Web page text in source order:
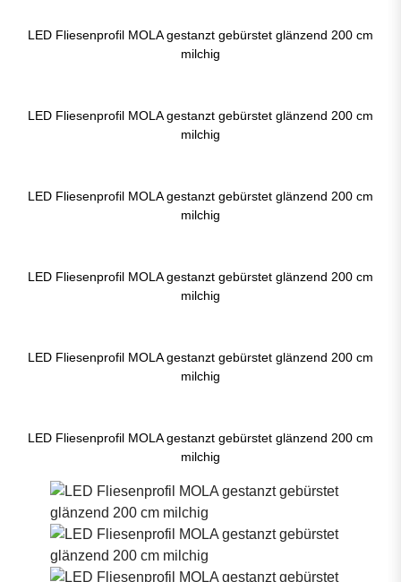
LED Fliesenprofil MOLA gestanzt gebürstet glänzend 200 cm
milchig
LED Fliesenprofil MOLA gestanzt gebürstet glänzend 200 cm
milchig
LED Fliesenprofil MOLA gestanzt gebürstet glänzend 200 cm
milchig
LED Fliesenprofil MOLA gestanzt gebürstet glänzend 200 cm
milchig
LED Fliesenprofil MOLA gestanzt gebürstet glänzend 200 cm
milchig
LED Fliesenprofil MOLA gestanzt gebürstet glänzend 200 cm
milchig